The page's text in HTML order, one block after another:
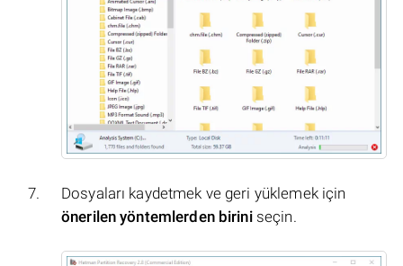
Dosyaları kaydetmek ve geri yüklemek için
önerilen yöntemlerden biriniseçin.